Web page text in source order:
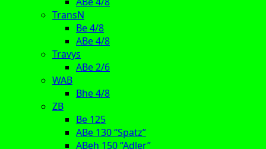
TransN
Be 4/8
ABe 4/8
Travys
ABe 2/6
WAB
Bhe 4/8
ZB
Be 125
ABe 130 “Spatz”
ABeh 150 “Adler”